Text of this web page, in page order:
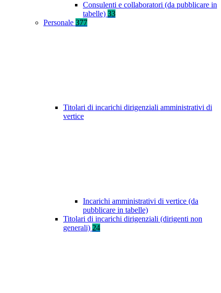
Consulenti e collaboratori (da pubblicare in
tabelle) 33
Personale 377
Titolari di incarichi dirigenziali amministrativi di
vertice
Incarichi amministrativi di vertice (da
pubblicare in tabelle)
Titolari di incarichi dirigenziali (dirigenti non
generali) 24